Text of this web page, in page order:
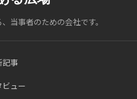
当事者のための会社です。
記事
ビュー